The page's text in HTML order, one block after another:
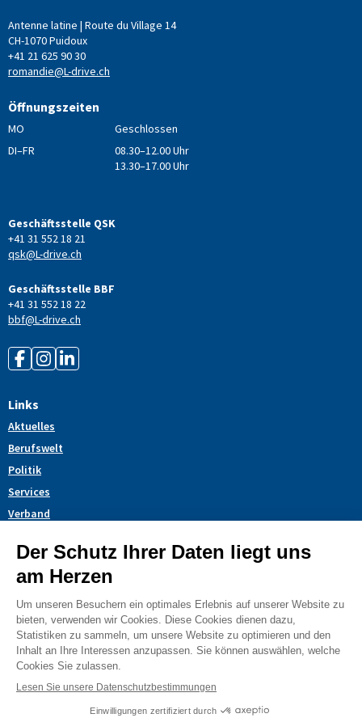
Antenne latine | Route du Village 14
CH-1070 Puidoux
+41 21 625 90 30
romandie@L-drive.ch
Öffnungszeiten
MO
Geschlossen
DI–FR
08.30–12.00 Uhr
13.30–17.00 Uhr
Geschäftsstelle QSK
+41 31 552 18 21
qsk@L-drive.ch
Geschäftsstelle BBF
+41 31 552 18 22
bbf@L-drive.ch
Links
Aktuelles
Berufswelt
Politik
Services
Verband
Blog
AGB
Impressum
Datenschutzerklärung
Cookies